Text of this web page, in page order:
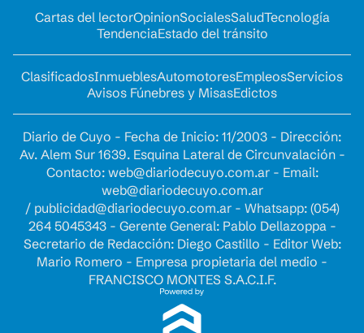
Cartas del lectorOpinionSocialesSaludTecnología
TendenciaEstado del tránsito
ClasificadosInmueblesAutomotoresEmpleosServicios
Avisos Fúnebres y MisasEdictos
Diario de Cuyo - Fecha de Inicio: 11/2003 - Dirección:
Av. Alem Sur 1639. Esquina Lateral de Circunvalación -
Contacto: web@diariodecuyo.com.ar- Email:
web@diariodecuyo.com.ar
/ publicidad@diariodecuyo.com.ar- Whatsapp: (054)
264 5045343 - Gerente General: Pablo Dellazoppa -
Secretario de Redacción: Diego Castillo - Editor Web:
Mario Romero - Empresa propietaria del medio -
FRANCISCO MONTES S.A.C.I.F.